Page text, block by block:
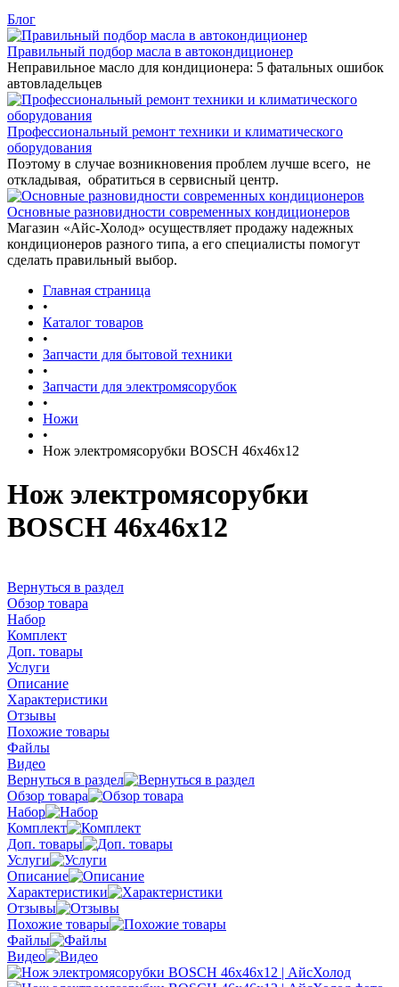
Блог
Правильный подбор масла в автокондиционер
Неправильное масло для кондиционера: 5 фатальных ошибок
автовладельцев
Профессиональный ремонт техники и климатического
оборудования
Поэтому в случае возникновения проблем лучше всего, не
откладывая, обратиться в сервисный центр.
Основные разновидности современных кондиционеров
Магазин «Айс-Холод» осуществляет продажу надежных
кондиционеров разного типа, а его специалисты помогут
сделать правильный выбор.
Главная страница
•
Каталог товаров
•
Запчасти для бытовой техники
•
Запчасти для электромясорубок
•
Ножи
•
Нож электромясорубки BOSCH 46х46х12
Нож электромясорубки
BOSCH 46х46х12
Вернуться в раздел
Обзор товара
Набор
Комплект
Доп. товары
Услуги
Описание
Характеристики
Отзывы
Похожие товары
Файлы
Видео
Вернуться в раздел
Обзор товара
Набор
Комплект
Доп. товары
Услуги
Описание
Характеристики
Отзывы
Похожие товары
Файлы
Видео